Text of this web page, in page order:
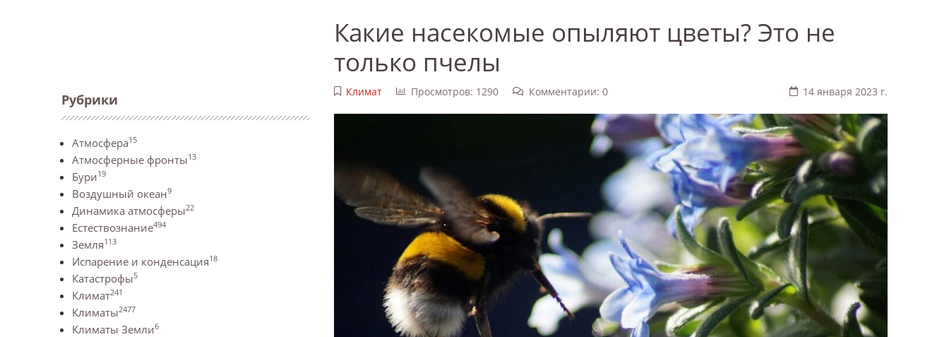
Рубрики
Атмосфера15
Атмосферные фронты13
Бури19
Воздушный океан9
Динамика атмосферы22
Естествознание494
Земля113
Испарение и конденсация18
Катастрофы5
Климат241
Климаты2477
Климаты Земли6
Какие насекомые опыляют цветы? Это не
только пчелы
Климат Просмотров: 1290 Комментарии: 0 14 января 2023 г.